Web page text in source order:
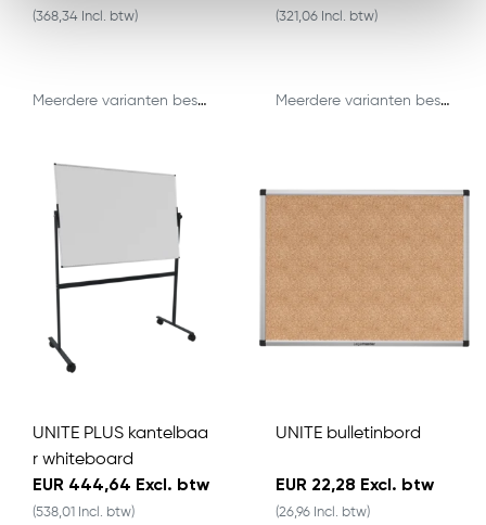
(368,34 Incl. btw)
Meerdere varianten beschikbaar
(321,06 Incl. btw)
Meerdere varianten beschikbaar
UNITE PLUS kantelbaa
r whiteboard
EUR 444,64 Excl. btw
(538,01 Incl. btw)
UNITE bulletinbord
EUR 22,28 Excl. btw
(26,96 Incl. btw)